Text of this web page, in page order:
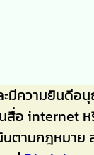
ความยินดี
นสื่อ
นตามกฎหมา